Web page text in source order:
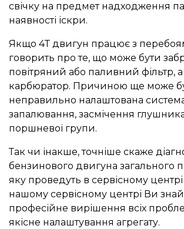
свічку на предмет надходження
наявності іскри.
Якщо 4Т двигун працює з
говорить про те, що може бути
повітряний або паливний фільтр,
карбюратор. Причиною ще може
неправильно налаштована
запалювання, засмічення
поршневої групи.
Так чи інакше, точніше скаже
бензинового двигуна загального
яку проведуть в сервісному
нашому сервісному центрі Ви
професійне вирішення всіх
якісне налаштування агрегату.